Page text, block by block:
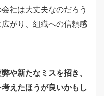
社は大丈夫なのだろう
がり、組織への信頼感
や新たなミスを招き、
えたほうが良いかもし